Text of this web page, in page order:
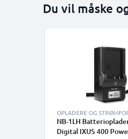
Du vil måske
OPLADERE OG
NB-1LH
Digital IXUS 400